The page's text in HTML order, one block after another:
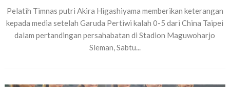
Pelatih Timnas putri Akira Higashiyama memberikan keterangan
kepada media setelah Garuda Pertiwi kalah 0-5 dari China Taipei
dalam pertandingan persahabatan di Stadion Maguwoharjo
Sleman, Sabtu...